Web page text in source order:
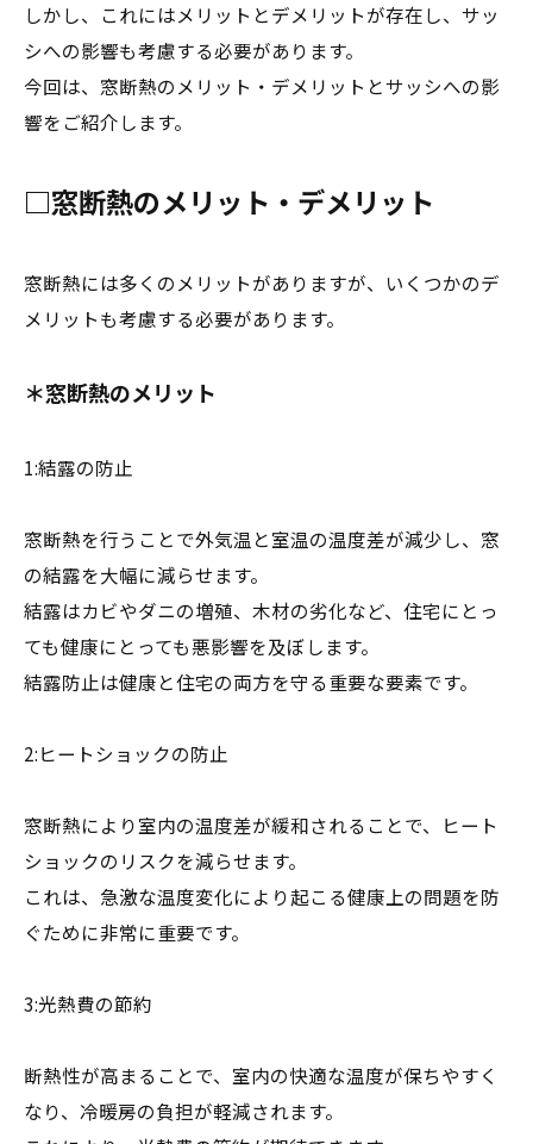
しかし、これにはメリットとデメリットが存在し、サッ
シへの影響も考慮する必要があります。
今回は、窓断熱のメリット・デメリットとサッシへの影
響をご紹介します。
□窓断熱のメリット・デメリット
窓断熱には多くのメリットがありますが、いくつかのデ
メリットも考慮する必要があります。
＊窓断熱のメリット
1:結露の防止
窓断熱を行うことで外気温と室温の温度差が減少し、窓
の結露を大幅に減らせます。
結露はカビやダニの増殖、木材の劣化など、住宅にとっ
ても健康にとっても悪影響を及ぼします。
結露防止は健康と住宅の両方を守る重要な要素です。
2:ヒートショックの防止
窓断熱により室内の温度差が緩和されることで、ヒート
ショックのリスクを減らせます。
これは、急激な温度変化により起こる健康上の問題を防
ぐために非常に重要です。
3:光熱費の節約
断熱性が高まることで、室内の快適な温度が保ちやすく
なり、冷暖房の負担が軽減されます。